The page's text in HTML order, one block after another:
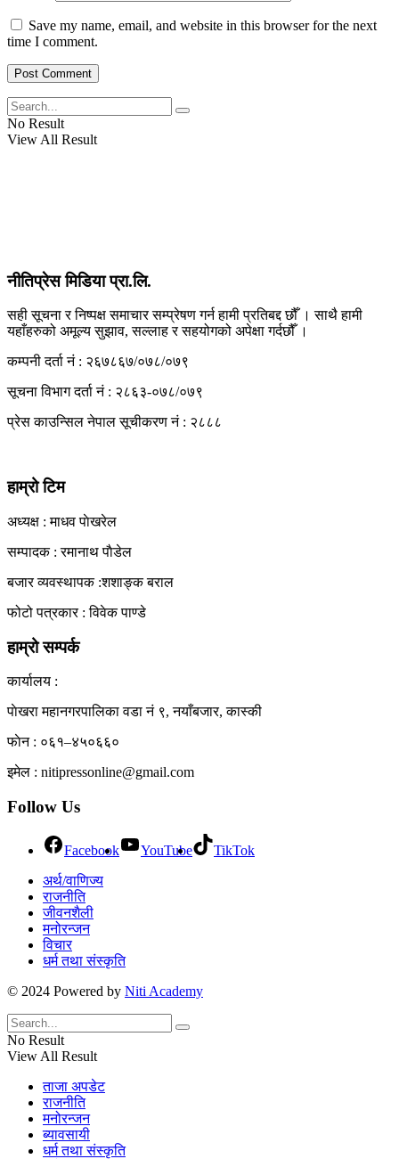
Save my name, email, and website in this browser for the next
time I comment.
No Result
View All Result
नीतिप्रेस मिडिया प्रा.लि.
सही सूचना र निष्पक्ष समाचार सम्प्रेषण गर्न हामी प्रतिबद्द छौँ । साथै हामी
यहाँहरुको अमूल्य सुझाव, सल्लाह र सहयोगको अपेक्षा गर्दछौँ ।
कम्पनी दर्ता नं : २६७८६७/०७८/०७९
सूचना विभाग दर्ता नं : २८६३-०७८/०७९
प्रेस काउन्सिल नेपाल सूचीकरण नं : २८८८
हाम्रो टिम
अध्यक्ष : माधव पाेखरेल
सम्पादक : रमानाथ पाैडेल
बजार व्यवस्थापक :शशाङ्क बराल
फोटो पत्रकार : विवेक पाण्डे
हाम्रो सम्पर्क
कार्यालय :
पाेखरा महानगरपालिका वडा नं ९, नयाँबजार, कास्की
फाेन : ०६१–४५०६६०
इमेल : nitipressonline@gmail.com
Follow Us
Facebook YouTube
TikTok
अर्थ/वाणिज्य
राजनीति
जीवनशैली
मनोरन्जन
विचार
धर्म तथा संस्कृति
© 2024 Powered by Niti Academy
No Result
View All Result
ताजा अपडेट
राजनीति
मनोरन्जन
ब्यावसायी
धर्म तथा संस्कृति